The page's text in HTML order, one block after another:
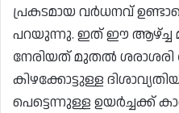
പ്രകടമായ വർധനവ്
പറയുന്നു. ഇത് ഈ ആഴ്ച്ച
നേരിയത് മുതൽ ശരാശരി
കിഴക്കോട്ടുള്ള
പെട്ടെന്നുള്ള ഉയർച്ചക്ക്